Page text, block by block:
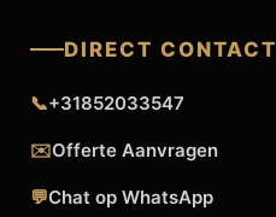
DIRECT CONTACT
📞+31852033547
✉️Offerte Aanvragen
💬Chat op WhatsApp